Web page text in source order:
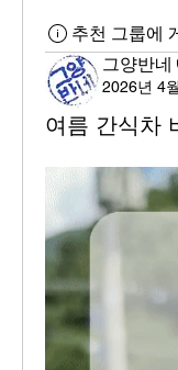
추천 그룹에
그양반네
2026년 4
여름 간식차